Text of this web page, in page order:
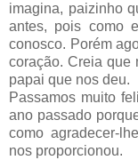
imagina, paizinho
antes, pois como
conosco. Porém
coração. Creia que
papai que nos deu.
Passamos muito
ano passado
como agradecer-
nos proporcionou.